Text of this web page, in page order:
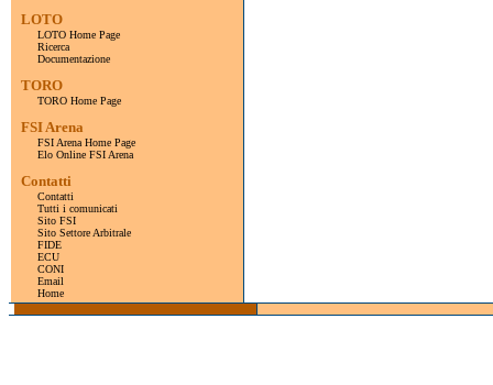
LOTO
LOTO Home Page
Ricerca
Documentazione
TORO
TORO Home Page
FSI Arena
FSI Arena Home Page
Elo Online FSI Arena
Contatti
Contatti
Tutti i comunicati
Sito FSI
Sito Settore Arbitrale
FIDE
ECU
CONI
Email
Home